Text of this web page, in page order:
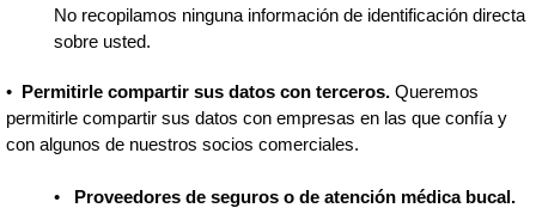
No recopilamos ninguna información de identificación directa
sobre usted.
• Permitirle compartir sus datos con terceros. Queremos
permitirle compartir sus datos con empresas en las que confía y
con algunos de nuestros socios comerciales.
•
Proveedores de seguros o de atención médica bucal.